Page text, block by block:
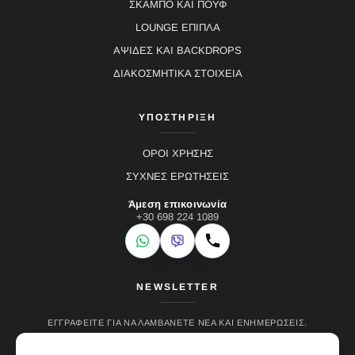
ΣΚΑΜΠΟ ΚΑΙ ΠΟΥΦ
LOUNGE ΕΠΙΠΛΑ
ΑΨΙΔΕΣ ΚΑΙ BACKDROPS
ΔΙΑΚΟΣΜΗΤΙΚΑ ΣΤΟΙΧΕΙΑ
ΥΠΟΣΤΗΡΙΞΗ
ΟΡΟΙ ΧΡΗΣΗΣ
ΣΥΧΝΕΣ ΕΡΩΤΗΣΕΙΣ
Άμεση επικοινωνία
+30 698 224 1089
WhatsApp
Viber Κλήση
NEWSLETTER
ΕΓΓΡΑΦΕΊΤΕ ΓΙΑ ΝΑ ΛΑΜΒΆΝΕΤΕ ΝΈΑ ΚΑΙ ΕΝΗΜΕΡΏΣΕΙΣ.